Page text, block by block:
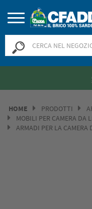
Saldi?
HOME PRODOTTI
MOBILI PER CAMERA DA
ARMADI PER LA CAMERA